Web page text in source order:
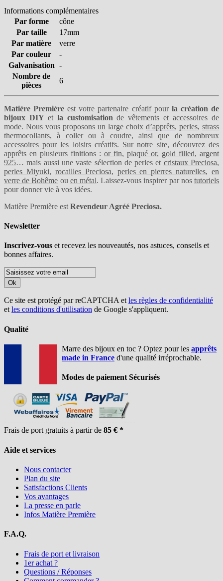
Informations complémentaires
Par forme
cône
Par taille
17mm
Par matière
verre
Par couleur
-
Galvanisation -
Nombre de
pièces
6
Matière Première est votre partenaire créatif pourla création de
bijoux DIY etla customisation de vêtements et accessoires de
mode. Nous vous proposons un large choix d’apprêts, perles, strass
thermocollants,à collerouà coudre, ainsi que de nombreux
accessoires pour les loisirs créatifs. Sur notre site, découvrez des
apprêts en plusieurs finitions : or fin, plaqué or, gold filled, argent
925… mais aussi une vaste sélection de perles et cristaux Preciosa,
perles Miyuki, rocailles Preciosa, perles en pierres naturelles, en
verre de Bohême ou en métal. Laissez-vous inspirer par nostutoriels
pour donner vie à vos idées.
Matière Première est Revendeur Agréé Preciosa.
Newsletter
Inscrivez-vous et recevez les nouveautés, nos astuces, conseils et
bonnes affaires.
Ok
Ce site est protégé par reCAPTCHA etles règles de confidentialité
etles conditions d'utilisation de Google s'appliquent.
Qualité
Marre des bijoux en toc ? Optez pour les apprêts
made in France d'une qualité irréprochable.
Modes de paiement Sécurisés
Frais de port gratuits à partir de 85 € *
Aide et services
Nous contacter
Plan du site
Satisfactions Clients
Vos avantages
La presse en parle
Infos Matière Première
F.A.Q.
Frais de port et livraison
1er achat ?
Questions / Réponses